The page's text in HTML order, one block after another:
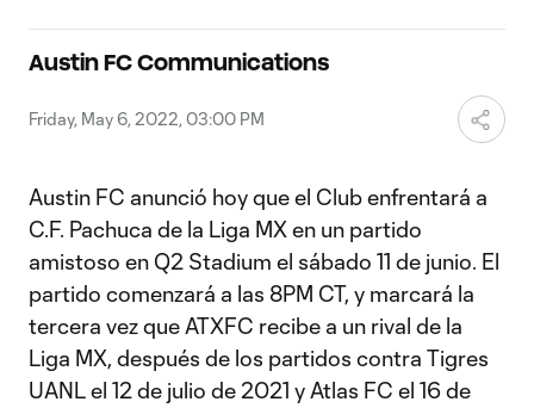
Austin FC Communications
Friday, May 6, 2022, 03:00 PM
Austin FC anunció hoy que el Club enfrentará a
C.F. Pachuca de la Liga MX en un partido
amistoso en Q2 Stadium el sábado 11 de junio. El
partido comenzará a las 8PM CT, y marcará la
tercera vez que ATXFC recibe a un rival de la
Liga MX, después de los partidos contra Tigres
UANL el 12 de julio de 2021 y Atlas FC el 16 de